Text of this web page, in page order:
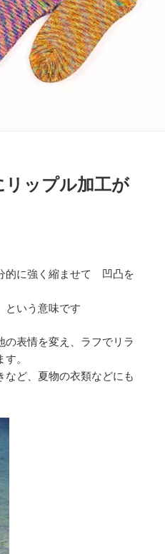
リップル加工が
的に強く縮ませて 凹凸を
という意味です
の表情を変え、ラフでリラ
。
など、夏物の衣類などにも